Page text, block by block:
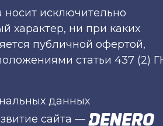
носит исключительно
характер, ни при каких
публичной офертой,
статьи 437 (2)
данных
сайта —